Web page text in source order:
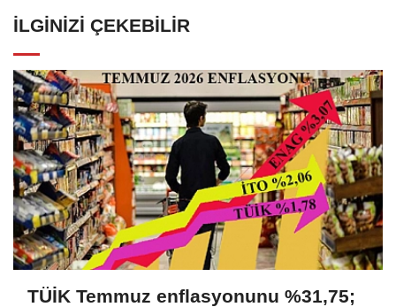
İLGINIZI ÇEKEBILIR
TÜİK Temmuz enflasyonunu %31,75;